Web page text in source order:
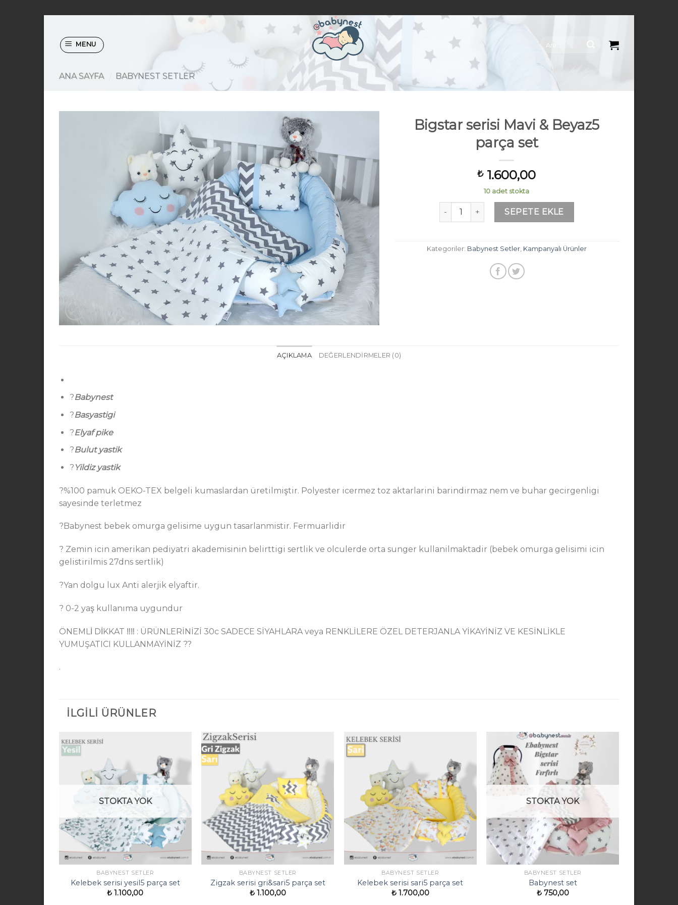
content MENU
ANA SAYFA BABYNEST SETLER
Bigstar serisi Mavi & Beyaz5
parça set
₺ 1.600,00
10 adet stokta
Bigstar serisi Mavi & Beyaz5 parça set adet
SEPETE EKLE
Kategoriler: Babynest Setler, Kampanyalı Ürünler
AÇIKLAMA DEĞERLENDIRMELER (0)
?Babynest
?Basyastigi
?Elyaf pike
?Bulut yastik
? Yildiz yastik
?%100 pamuk OEKO-TEX belgeli kumaslardan üretilmiştir. Polyester icermez toz aktarlarini barindirmaz nem ve buhar gecirgenligi
sayesinde terletmez
?Babynest bebek omurga gelisime uygun tasarlanmistir. Fermuarlidir
? Zemin icin amerikan pediyatri akademisinin belirttigi sertlik ve olculerde orta sunger kullanilmaktadir (bebek omurga gelisimi icin
gelistirilmis 27dns sertlik)
?Yan dolgu lux Anti alerjik elyaftir.
? 0-2 yaş kullanıma uygundur
ÖNEMLİ DİKKAT ‼️‼️ : ÜRÜNLERİNİZİ 30c SADECE SİYAHLARA veya RENKLİLERE ÖZEL DETERJANLA YİKAYİNİZ VE KESİNLİKLE
YUMUŞATICI KULLANMAYİNİZ ?️?️
.
İLGILI ÜRÜNLER
STOKTA YOK
BABYNEST SETLER
Kelebek serisi yesil5 parça set
₺ 1.100,00
BABYNEST SETLER
Zigzak serisi gri&sari5 parça set
₺1.100,00
BABYNEST SETLER
Kelebek serisi sari5 parça set
₺1.700,00
STOKTA YOK
BABYNEST SETLER
Babynest set
₺750,00